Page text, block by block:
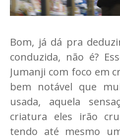
Bom, já dá pra
conduzida, não é?
Jumanji com foco em
bem notável que
usada, aquela
criatura eles irão
tendo até mesmo